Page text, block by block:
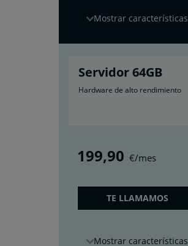
características
Servidor 64GB
Hardware de alto rendimiento
199,90 €/mes
TE LLAMAMOS
características